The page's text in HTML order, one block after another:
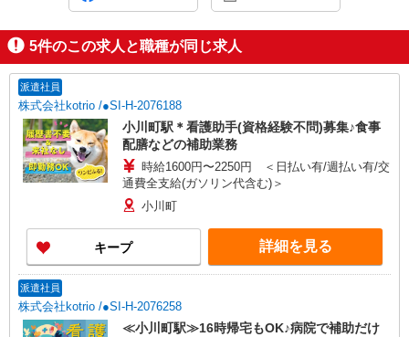
5件のこの求人と職種が同じ求人
派遣社員
株式会社kotrio /●SI-H-2076188
小川町駅＊看護助手(資格経験不問)募集♪食事
配膳などの補助業務
時給1600円〜2250円 ＜日払い有/週払い有/交
通費全支給(ガソリン代含む)＞
小川町
キープ 詳細を見る
派遣社員
株式会社kotrio /●SI-H-2076258
≪小川町駅≫16時帰宅もOK♪病院で補助だけ